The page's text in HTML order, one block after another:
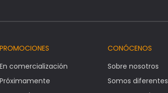
PROMOCIONES
En comercialización
Próximamente
CONÓCENOS
Sobre nosotros
Somos diferentes